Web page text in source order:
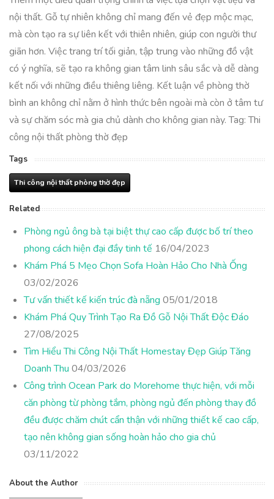
nội thất. Gỗ tự nhiên không chỉ mang đến vẻ đẹp mộc mạc,
mà còn tạo ra sự liên kết với thiên nhiên, giúp con người thư
giãn hơn. Việc trang trí tối giản, tập trung vào những đồ vật
có ý nghĩa, sẽ tạo ra không gian tâm linh sâu sắc và dễ dàng
kết nối với những điều thiêng liêng. Kết luận về phòng thờ
bình an không chỉ nằm ở hình thức bên ngoài mà còn ở tâm tư
và sự chăm sóc mà gia chủ dành cho không gian này. Tag: Thi
công nội thất phòng thờ đẹp
Tags
Thi công nội thất phòng thờ đẹp
Related
Phòng ngủ ông bà tại biệt thự cao cấp được bố trí theo
phong cách hiện đại đầy tinh tế 16/04/2023
Khám Phá 5 Mẹo Chọn Sofa Hoàn Hảo Cho Nhà Ống
03/02/2026
Tư vấn thiết kế kiến trúc đà nẵng 05/01/2018
Khám Phá Quy Trình Tạo Ra Đồ Gỗ Nội Thất Độc Đáo
27/08/2025
Tìm Hiểu Thi Công Nội Thất Homestay Đẹp Giúp Tăng
Doanh Thu 04/03/2026
Công trình Ocean Park do Morehome thực hiện, với mỗi
căn phòng từ phòng tắm, phòng ngủ đến phòng thay đồ
đều được chăm chút cẩn thận với những thiết kế cao cấp,
tạo nên không gian sống hoàn hảo cho gia chủ
03/11/2022
About the Author